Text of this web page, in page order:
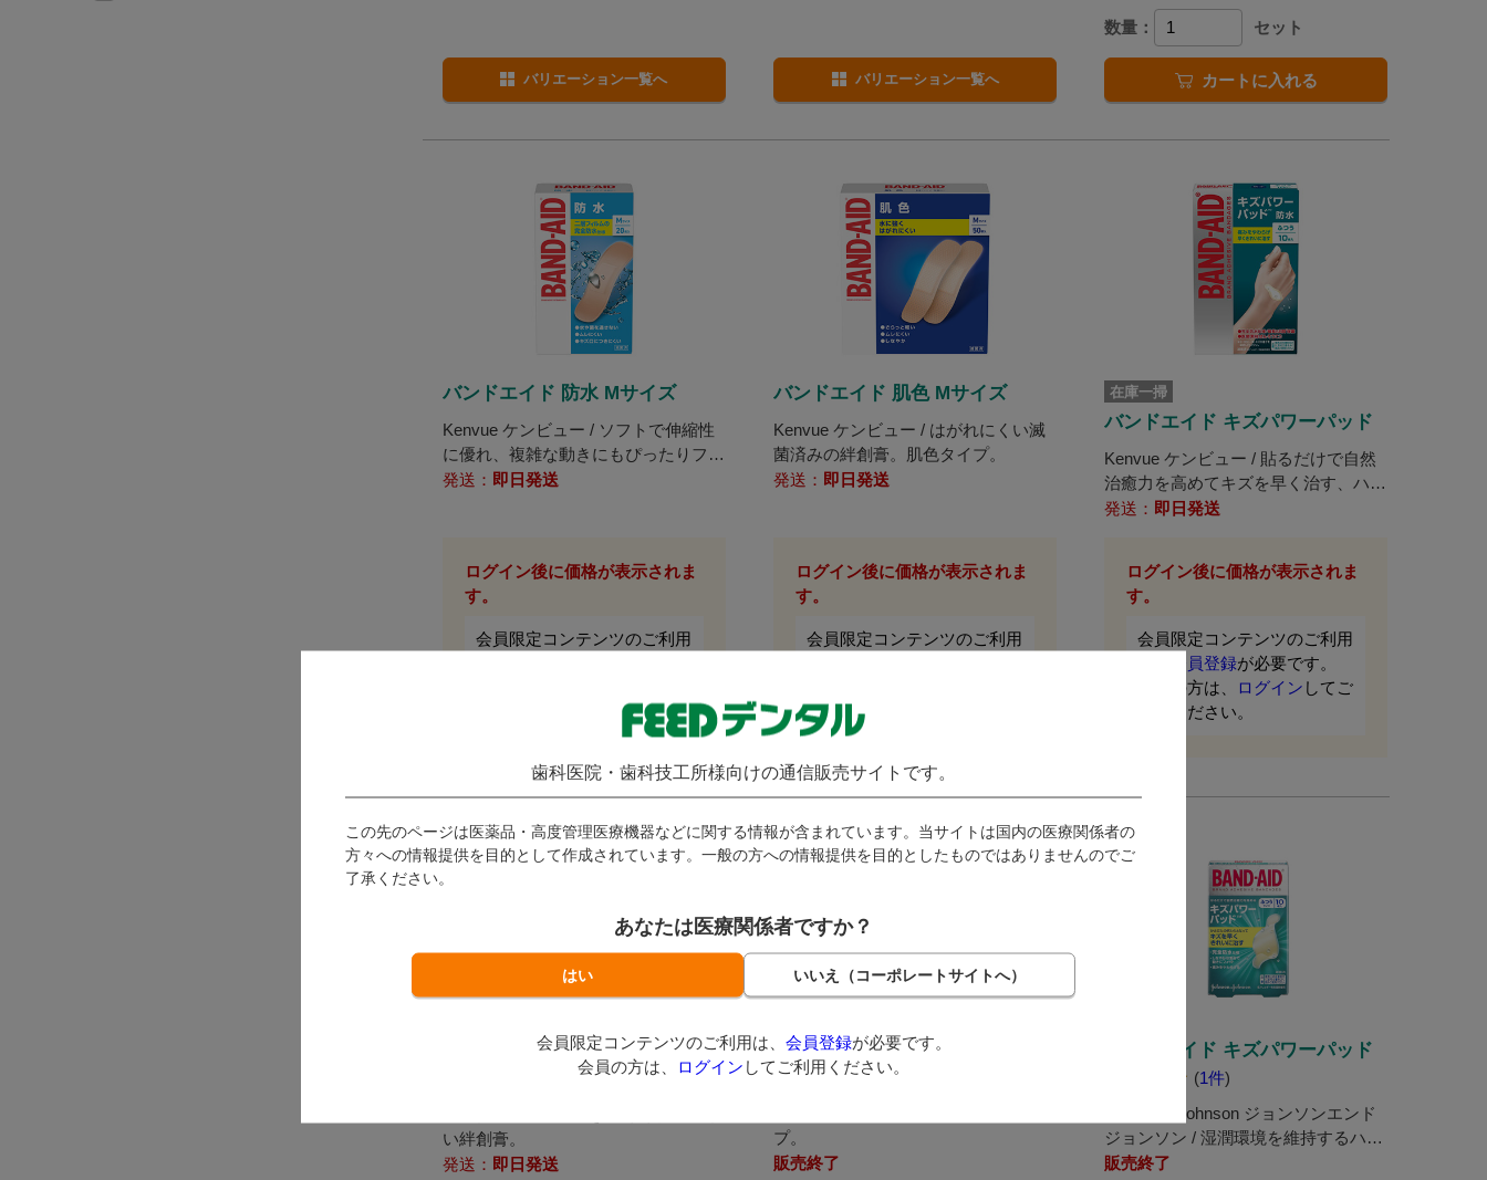
歯科医院・歯科技工所様向けの通信販売サイトです。
この先のページは医薬品・高度管理医療機器などに関する情報が含まれています。当サイトは国内の医療関係者の
方々への情報提供を目的として作成されています。一般の方への情報提供を目的としたものではありませんのでご
了承ください。
あなたは医療関係者ですか？
会員限定コンテンツのご利用は、 会員登録が必要です。
会員の方は、
ログイン してご利用ください。
バリエーション一覧へ バリエーション一覧へ
数量： セット
カートに入れる
バンドエイド 防水 Mサイズ
Kenvue ケンビュー / ソフトで伸縮性
に優れ、複雑な動きにもぴったりフィ
ット！完全防水仕様の絆創膏。
発送： 即日発送
ログイン後に価格が表示されま
す。
会員限定コンテンツのご利用
バンドエイド 肌色 Mサイズ
Kenvue ケンビュー / はがれにくい滅
菌済みの絆創膏。肌色タイプ。
発送： 即日発送
ログイン後に価格が表示されま
す。
会員限定コンテンツのご利用
利用ください。
在庫一掃
バンドエイド キズパワーパッド
Kenvue ケンビュー / 貼るだけで自然
治癒力を高めてキズを早く治す、ハイ
ドロコロイド使用の絆創膏。
発送： 即日発送
ログイン後に価格が表示されま
す。
会員限定コンテンツのご利用
会員登録が必要です。
会員の方は、
ログイン してご
利用ください。
救急ばんそうこう キャラクター
い絆創膏。
発送： 即日発送
紙バン
(1件)
プ。
販売終了
バンドエイド キズパワーパッド
(1件)
Johnson&Johnson ジョンソンエンド
ジョンソン / 湿潤環境を維持するハイ
ドロコロイド使用の絆創膏。
販売終了